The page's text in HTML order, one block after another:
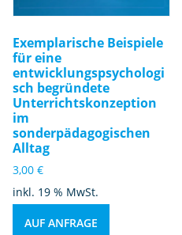
Exemplarische Beispiele
für eine
entwicklungspsychologi
sch begründete
Unterrichtskonzeption
im
sonderpädagogischen
Alltag
3,00 €
inkl. 19 % MwSt.
AUF ANFRAGE